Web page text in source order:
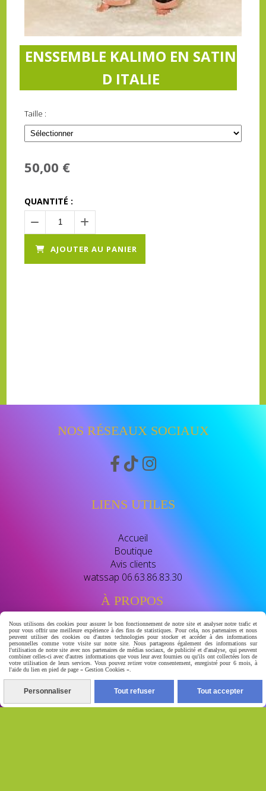
ENSSEMBLE KALIMO EN SATIN
D ITALIE
Taille :
50,00 €
QUANTITÉ :
AJOUTER AU PANIER
NOS RÉSEAUX SOCIAUX
  
LIENS UTILES
Accueil
Boutique
Avis clients
watssap 06.63.86.83.30
À PROPOS
BIENVENUE CHEZ GERA-LUXSKIN
révélé leclat naturel de votre peau
votre destination beauté dediee aux soins de la peau et
au bien- etre nous vous proposont des soins de qualité
conçu pour ulluminer , unifier eclaircir naturelement et
Nous utilisons des cookies pour assurer le bon fonctionnement de notre site et analyser notre trafic et
pour vous offrir une meilleure expérience à des fins de statistiques. Pour cela, nos partenaires et nous
peuvent utiliser des cookies ou d'autres technologies pour stocker et accéder à des informations
personnelles comme votre visite sur notre site. Nous partageons également des informations sur
l'utilisation de notre site avec nos partenaires de médias sociaux, de publicité et d'analyse, qui peuvent
combiner celles-ci avec d'autres informations que vous leur avez fournies ou qu'ils ont collectées lors de
votre utilisation de leurs services. Vous pouvez retirer votre consentement, enregistré pour 6 mois, à
l'aide du lien en pied de page « Gestion Cookies ».
Personnaliser Tout refuser Tout accepter